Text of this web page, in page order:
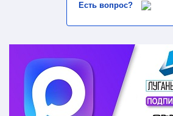
Есть вопрос?